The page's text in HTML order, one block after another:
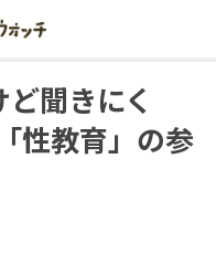
聞きにく
性教育」の参